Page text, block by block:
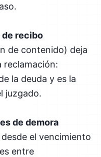
de recibo
de contenido) deja
reclamación:
la deuda y es la
juzgado.
de demora
el vencimiento
entre